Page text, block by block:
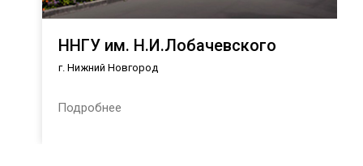
ННГУ им. Н.И.Лобачевского
г. Нижний Новгород
Подробнее